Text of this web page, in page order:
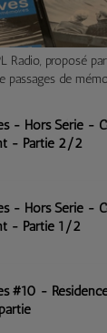
Radio, proposé
passages de
- Hors Série -
- Partie 2/2
- Hors Série -
- Partie 1/2
#10 -